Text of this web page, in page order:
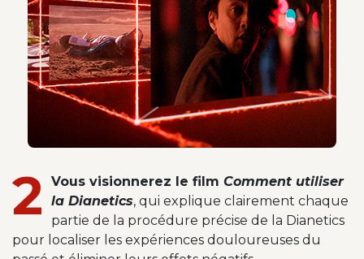
2 Vous visionnerez le film Comment utiliser
la Dianetics, qui explique clairement chaque
partie de la procédure précise de la Dianetics
pour localiser les expériences douloureuses du